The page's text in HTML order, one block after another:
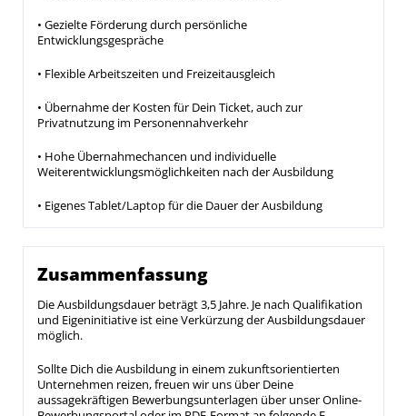
• Gezielte Förderung durch persönliche
Entwicklungsgespräche
• Flexible Arbeitszeiten und Freizeitausgleich
• Übernahme der Kosten für Dein Ticket, auch zur
Privatnutzung im Personennahverkehr
• Hohe Übernahmechancen und individuelle
Weiterentwicklungsmöglichkeiten nach der Ausbildung
• Eigenes Tablet/Laptop für die Dauer der Ausbildung
Zusammenfassung
Die Ausbildungsdauer beträgt 3,5 Jahre. Je nach Qualifikation
und Eigeninitiative ist eine Verkürzung der Ausbildungsdauer
möglich.
Sollte Dich die Ausbildung in einem zukunftsorientierten
Unternehmen reizen, freuen wir uns über Deine
aussagekräftigen Bewerbungsunterlagen über unser Online-